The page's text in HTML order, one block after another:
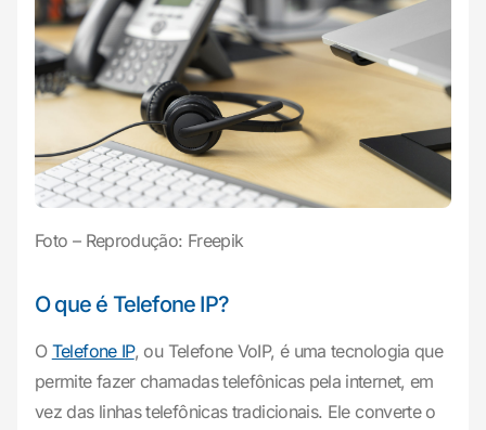
Foto – Reprodução: Freepik
O que é Telefone IP?
O Telefone IP, ou Telefone VoIP, é uma tecnologia que
permite fazer chamadas telefônicas pela internet, em
vez das linhas telefônicas tradicionais. Ele converte o